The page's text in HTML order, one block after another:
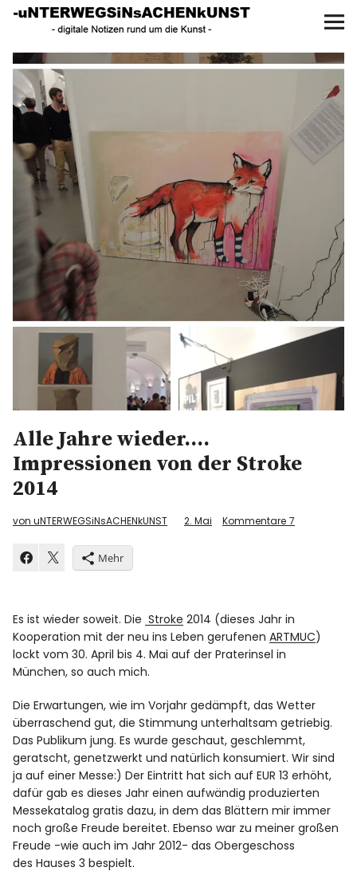
UNTERWEGS IN SACHEN
KUNST
Start
AKTUELLE AUSSTELLUNGEN
KUNSTSPAZIERGÄNGE
ÜBER
UNSER BUCH
f I
Alle Jahre wieder….
Impressionen von der Stroke
2014
von uNTERWEGSiNsACHENkUNST 2. Mai Kommentare 7
Mehr
Es ist wieder soweit. Die Stroke 2014 (dieses Jahr in
Kooperation mit der neu ins Leben gerufenenARTMUC)
lockt vom 30. April bis 4. Mai auf der Praterinsel in
München, so auch mich.
Die Erwartungen, wie im Vorjahr gedämpft, das Wetter
überraschend gut, die Stimmung unterhaltsam getriebig.
Das Publikum jung. Es wurde geschaut, geschlemmt,
geratscht, genetzwerkt und natürlich konsumiert. Wir sind
ja auf einer Messe:) Der Eintritt hat sich auf EUR 13 erhöht,
dafür gab es dieses Jahr einen aufwändig produzierten
Messekatalog gratis dazu, in dem das Blättern mir immer
noch große Freude bereitet. Ebenso war zu meiner großen
Freude -wie auch im Jahr 2012- das Obergeschoss
des Hauses 3 bespielt.